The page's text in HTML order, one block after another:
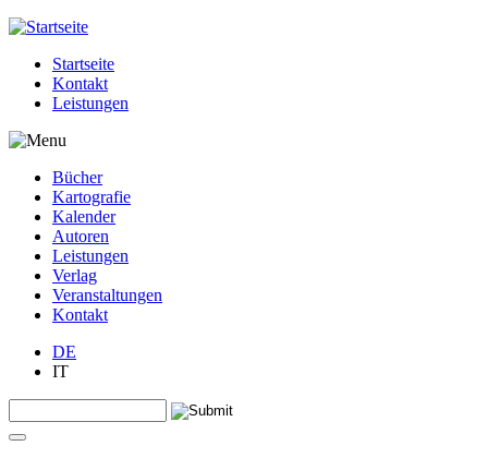
Jump to navigation
Startseite
Kontakt
Leistungen
Bücher
Kartografie
Kalender
Autoren
Leistungen
Verlag
Veranstaltungen
Kontakt
DE
IT
Suchformular